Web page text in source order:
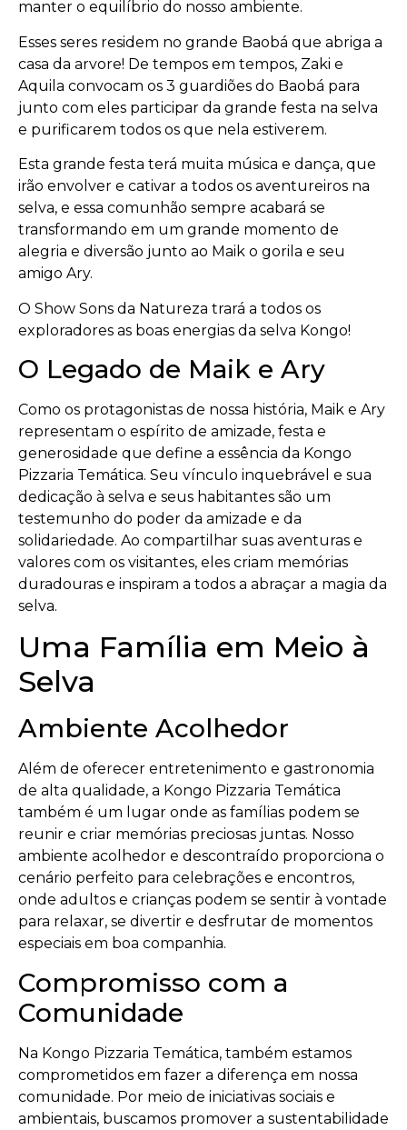
manter o equilíbrio do nosso ambiente.
Esses seres residem no grande Baobá que abriga a
casa da arvore! De tempos em tempos, Zaki e
Aquila convocam os 3 guardiões do Baobá para
junto com eles participar da grande festa na selva
e purificarem todos os que nela estiverem.
Esta grande festa terá muita música e dança, que
irão envolver e cativar a todos os aventureiros na
selva, e essa comunhão sempre acabará se
transformando em um grande momento de
alegria e diversão junto ao Maik o gorila e seu
amigo Ary.
O Show Sons da Natureza trará a todos os
exploradores as boas energias da selva Kongo!
O Legado de Maik e Ary
Como os protagonistas de nossa história, Maik e Ary
representam o espírito de amizade, festa e
generosidade que define a essência da Kongo
Pizzaria Temática. Seu vínculo inquebrável e sua
dedicação à selva e seus habitantes são um
testemunho do poder da amizade e da
solidariedade. Ao compartilhar suas aventuras e
valores com os visitantes, eles criam memórias
duradouras e inspiram a todos a abraçar a magia da
selva.
Uma Família em Meio à
Selva
Ambiente Acolhedor
Além de oferecer entretenimento e gastronomia
de alta qualidade, a Kongo Pizzaria Temática
também é um lugar onde as famílias podem se
reunir e criar memórias preciosas juntas. Nosso
ambiente acolhedor e descontraído proporciona o
cenário perfeito para celebrações e encontros,
onde adultos e crianças podem se sentir à vontade
para relaxar, se divertir e desfrutar de momentos
especiais em boa companhia.
Compromisso com a
Comunidade
Na Kongo Pizzaria Temática, também estamos
comprometidos em fazer a diferença em nossa
comunidade. Por meio de iniciativas sociais e
ambientais, buscamos promover a sustentabilidade